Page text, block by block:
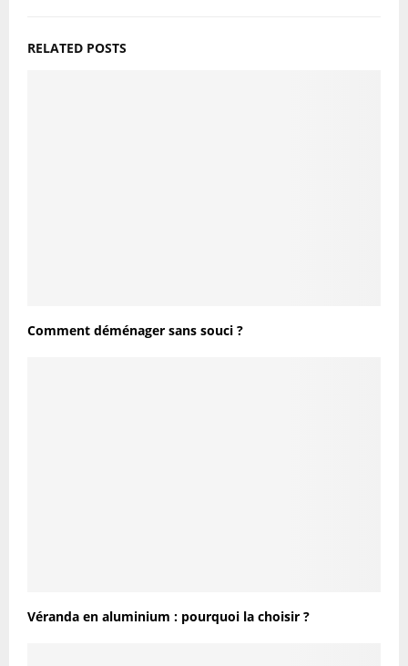
RELATED POSTS
Comment déménager sans souci ?
Véranda en aluminium : pourquoi la choisir ?